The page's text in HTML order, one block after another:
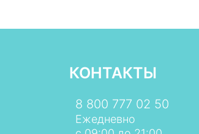
КОНТАКТЫ
8 800 777 02 50
Ежедневно